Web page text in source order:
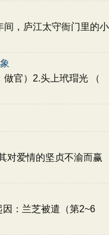
间，庐江太守衙门里的小
做官）2.头上玳瑁光 （
对爱情的坚贞不渝而赢
：兰芝被遣（第2~6